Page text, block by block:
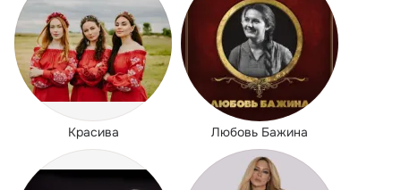
Красива Любовь Бажина